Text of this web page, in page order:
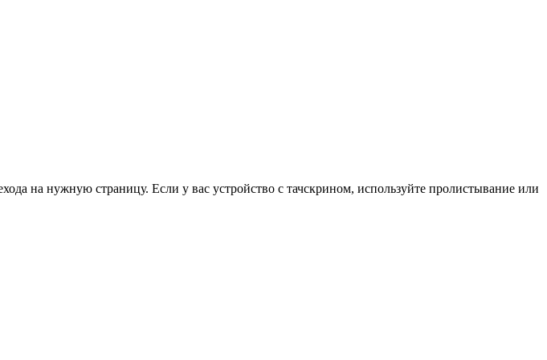
на нужную страницу. Если у вас устройство с тачскрином, используйте пролистывание или